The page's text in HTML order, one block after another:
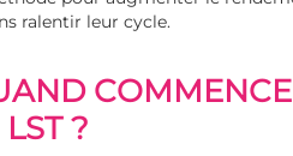
ralentir leur cycle.
LST ?